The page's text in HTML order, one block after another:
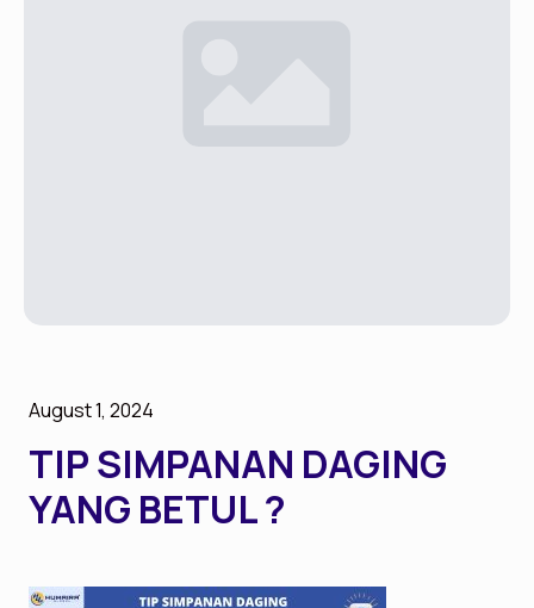
August 1, 2024
TIP SIMPANAN DAGING
YANG BETUL ?